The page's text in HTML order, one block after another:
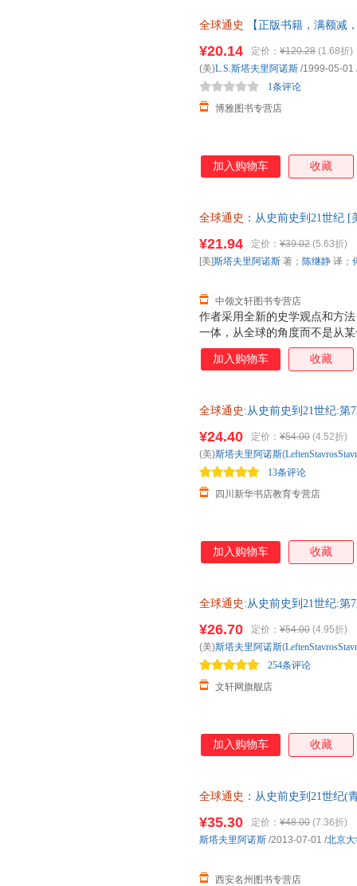
全球通史 【正版书籍，满额减
¥20.14 定价： ¥120.28 (1.68折)
博雅图书专营店
1条评论
(美)L.S.斯塔夫里阿诺斯 /1999-05-01
加入购物车 收藏
全球通史 ：从史前史到21世纪
换】
作者采用全新的史学观点和方
一体，从全球的角度而不是从
人类文明的产生和发展，把研
史运动、诸历史事件和它们之
并被译成多种文字，流传甚广
年，一气呵成。除政治、经济
术、人口、移民、种族关系、
朗，有强烈的现
¥21.94 定价： ¥39.02 (5.63折)
中领文轩图书专营店
[美]斯塔夫里阿诺斯 著； 陈继静 译；
加入购物车 收藏
全球通史 :从史前史到21世纪:第
客服！
¥24.40 定价： ¥54.00 (4.52折)
四川新华书店教育专营店
13条评论
(美)斯塔夫里阿诺斯(
加入购物车 收藏
全球通史 :从史前史到21世纪:第
客服！
¥26.70 定价： ¥54.00 (4.95折)
文轩网旗舰店
254条评论
(美)斯塔夫里阿诺斯(
加入购物车 收藏
全球通史 ：从史前史到21世纪(
¥35.30 定价： ¥48.00 (7.36折)
西安名州图书专营店
斯塔夫里阿诺斯 /2013-07-01 /北京